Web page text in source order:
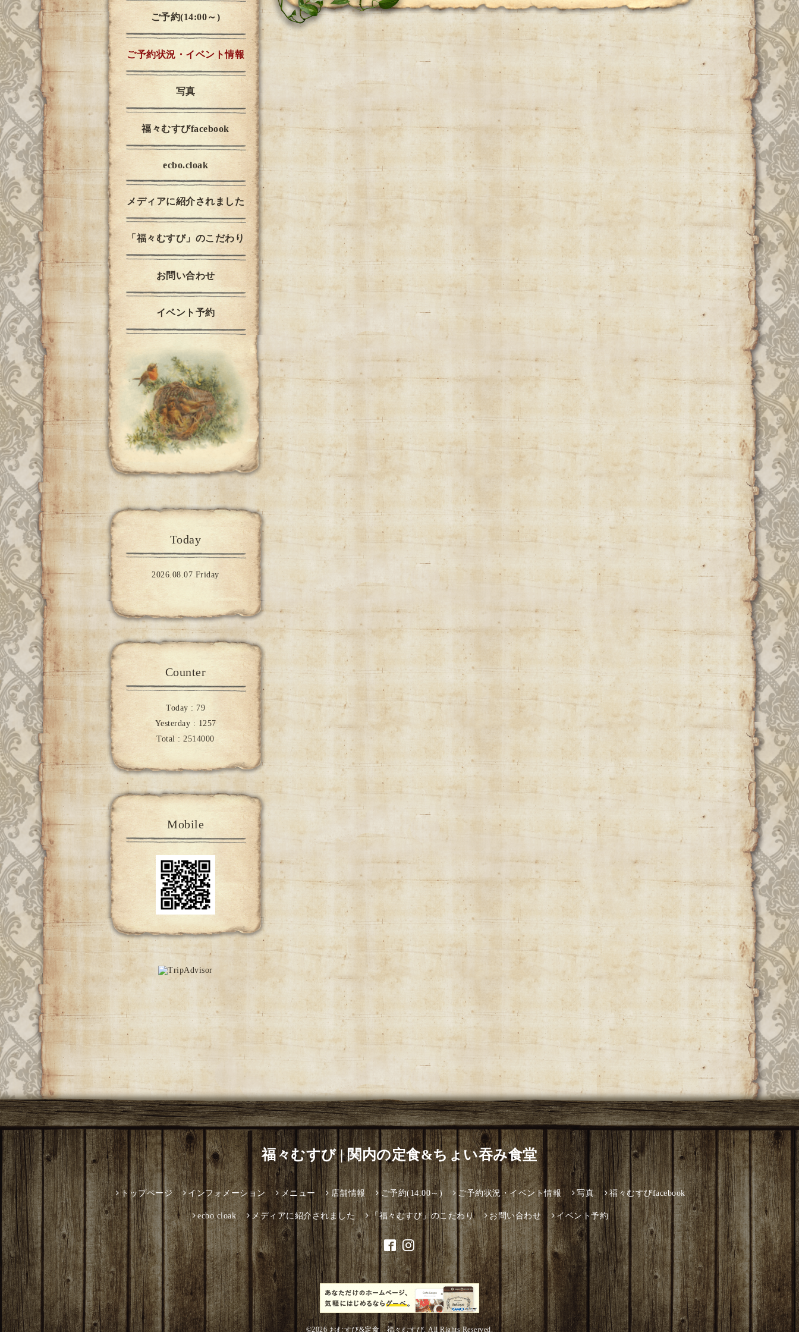
ご予約(14:00～)
ご予約状況・イベント情報
写真
福々むすびfacebook
ecbo.cloak
メディアに紹介されました
「福々むすび」のこだわり
お問い合わせ
イベント予約
Today
2026.08.07 Friday
Counter
Today : 79
Yesterday : 1257
Total : 2514000
Mobile
福々むすび | 関内の定食&ちょい吞み食堂
トップページ インフォメーション メニュー 店舗情報 ご予約(14:00～) ご予約状況・イベント情報 写真 福々むすびfacebook
ecbo.cloak メディアに紹介されました 「福々むすび」のこだわり お問い合わせ イベント予約
©2026おむすび&定食 福々むすび. All Rights Reserved.